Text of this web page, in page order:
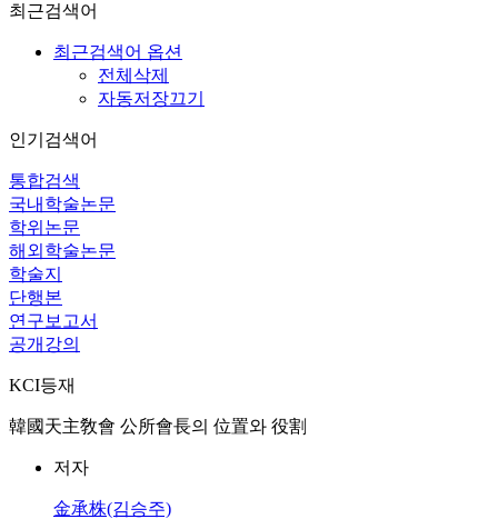
최근검색어
최근검색어 옵션
전체삭제
자동저장끄기
인기검색어
통합검색
국내학술논문
학위논문
해외학술논문
학술지
단행본
연구보고서
공개강의
KCI등재
韓國天主敎會 公所會長의 位置와 役割
저자
金承株(김승주)